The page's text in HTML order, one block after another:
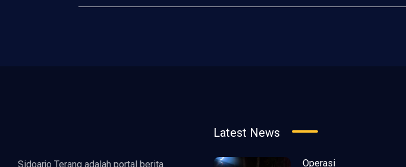
Sidoarjo Terang adalah portal berita
Latest News
Operasi